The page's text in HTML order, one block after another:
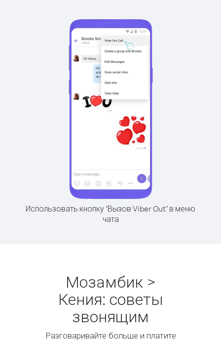
Использовать кнопку "Вызов Viber Out" в меню
чата
Мозамбик >
Кения: советы
звонящим
Разговаривайте больше и платите